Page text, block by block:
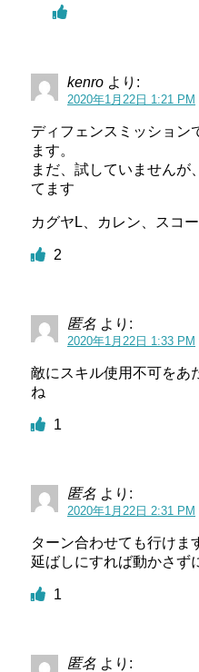
kenro より:
2020年1月22日 1:21 PM
ディフェンスミッション
ます。
まだ、試していませんが
てます
カグヤL、カレン、スコ
2
匿名 より:
2020年1月22日 1:33 PM
敵にスキル使用不可をあ
ね
1
匿名 より:
2020年1月22日 2:31 PM
ターン合わせても行けま
延ばしにすれば動かさず
1
匿名 より: